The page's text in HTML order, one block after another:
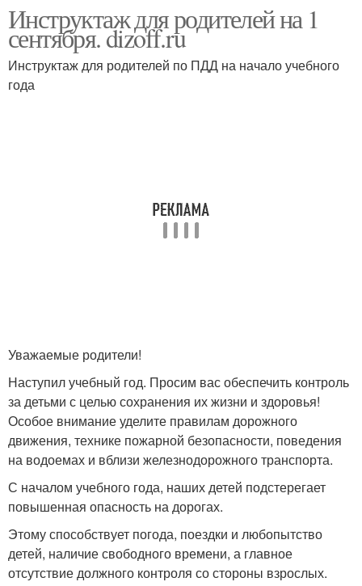
Инструктаж для родителей на 1
сентября. dizoff.ru
Инструктаж для родителей по ПДД на начало учебного
года
Уважаемые родители!
Наступил учебный год. Просим вас обеспечить контроль
за детьми с целью сохранения их жизни и здоровья!
Особое внимание уделите правилам дорожного
движения, технике пожарной безопасности, поведения
на водоемах и вблизи железнодорожного транспорта.
С началом учебного года, наших детей подстерегает
повышенная опасность на дорогах.
Этому способствует погода, поездки и любопытство
детей, наличие свободного времени, а главное
отсутствие должного контроля со стороны взрослых.